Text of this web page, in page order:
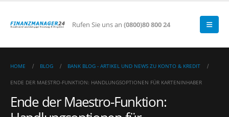
Rufen Sie uns an (0800)80 800 24
HOME BLOG BANK BLOG - ARTIKEL UND NEWS ZU KONTO & KREDIT
ENDE DER MAESTRO-FUNKTION: HANDLUNGSOPTIONEN FÜR KARTENINHABER
Ende der Maestro-Funktion: